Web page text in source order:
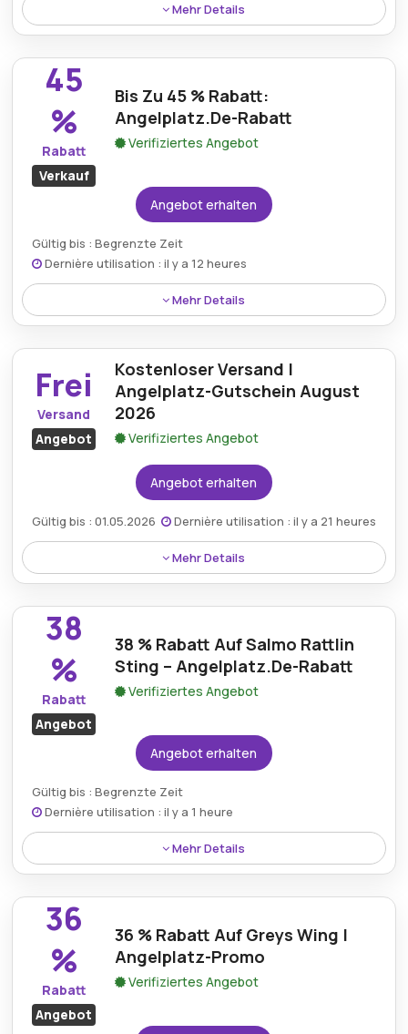
Mehr Details
Sichern Sie sich mit einem verifizierten Angelplatz-
Gutscheincode einen Preisnachlass von 20 % und
bieten Sie fantastische Angebote für eine große
Auswahl an wichtigen Angelartikeln.
45
%
Rabatt
Verkauf
Bis Zu 45 % Rabatt:
Angelplatz.De-Rabatt
Verifiziertes Angebot
Angebot erhalten
Gültig bis : Begrenzte Zeit
Dernière utilisation : il y a 12 heures
Mehr Details
Sparen Sie bis zu 45 % bei hochwertiger
Angelausrüstung mit einem exklusiven
Angelplatz.de-Rabatt und machen Sie Premium-
Ausrüstung erschwinglicher.
Frei
Versand
Angebot
Kostenloser Versand |
Angelplatz-Gutschein August
2026
Verifiziertes Angebot
Angebot erhalten
Gültig bis : 01.05.2026 Dernière utilisation : il y a 21 heures
Mehr Details
Profitieren Sie durch die Einlösung des Angelplatz-
Gutscheins vom kostenlosen Versand für
ausgewählte Artikel und sorgen Sie so für ein
sorgenfreies Einkaufserlebnis.
38
%
Rabatt
Angebot
38 % Rabatt Auf Salmo Rattlin
Sting – Angelplatz.De-Rabatt
Verifiziertes Angebot
Angebot erhalten
Gültig bis : Begrenzte Zeit
Dernière utilisation : il y a 1 heure
Mehr Details
Erhalten Sie 38 % Rabatt auf Salmo Rattlin Sting bei
Angelplatz.de, sodass Angelbegeisterte ihre
Angelkollektion zu einem geringeren Preis aufrüsten
36
%
Rabatt
Angebot
36 % Rabatt Auf Greys Wing |
Angelplatz-Promo
Verifiziertes Angebot